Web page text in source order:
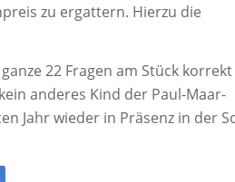
zu ergattern. Hierzu die
22 Fragen am Stück korrekt
anderes Kind der Paul-Maar-
Jahr wieder in Präsenz in der